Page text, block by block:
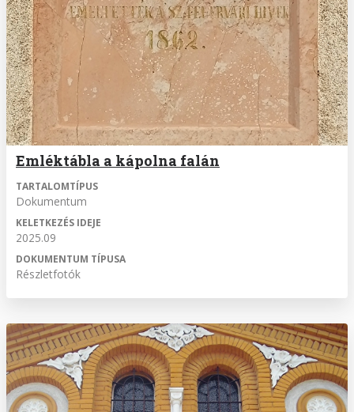
Emléktábla a kápolna falán
TARTALOMTÍPUS
Dokumentum
KELETKEZÉS IDEJE
2025.09
DOKUMENTUM TÍPUSA
Részletfotók